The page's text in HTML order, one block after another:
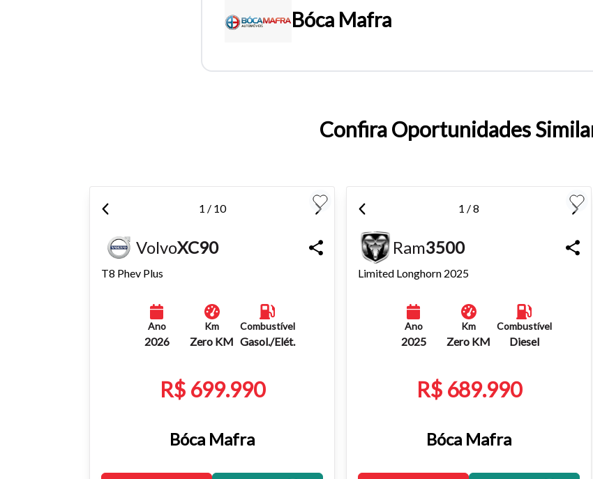
Bóca Mafra
Confira Oportunidades
1 / 10
VolvoXC90
T8 Phev Plus
Ano
2026
Km
Zero KM
Combustível
Gasol./Elét.
R$ 699.990
Bóca Mafra
1 / 8
Ram3500
Limited Longhorn 2025
Ano
2025
Km
Zero KM
Combustível
Diesel
R$ 689.990
Bóca Mafra